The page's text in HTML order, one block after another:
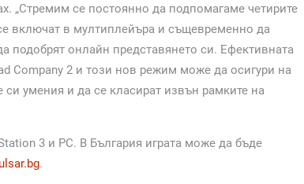
„Стремим се постоянно да подпомагаме четирите
включат в мултиплейъра и същевременно да
подобрят онлайн представянето си. Ефективната
Company 2 и този нов режим може да осигури на
си умения и да се класират извън рамките на
3 и PC. В България играта може да бъде
.